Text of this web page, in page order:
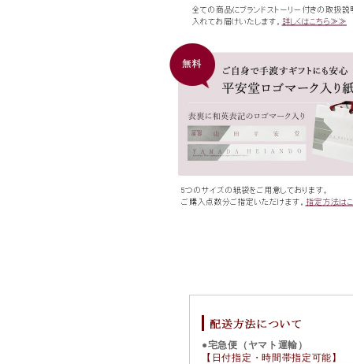
●宅急便（ヤマト運輸）
【日付指定・時間帯指定可能】